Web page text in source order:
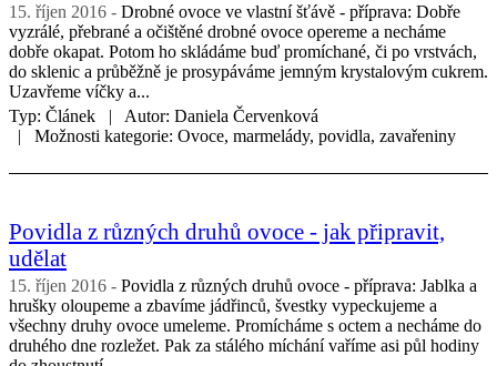
15. říjen 2016
Drobné ovoce ve vlastní šťávě - příprava: Dobře
vyzrálé, přebrané a očištěné drobné ovoce opereme a necháme
dobře okapat. Potom ho skládáme buď promíchané, či po vrstvách,
do sklenic a průběžně je prosypáváme jemným krystalovým cukrem.
Uzavřeme víčky a...
Typ: Článek Autor: Daniela Červenková
Možnosti kategorie: Ovoce, marmelády, povidla, zavařeniny
Povidla z různých druhů ovoce - jak připravit,
udělat
15. říjen 2016
Povidla z různých druhů ovoce - příprava: Jablka a
hrušky oloupeme a zbavíme jádřinců, švestky vypeckujeme a
všechny druhy ovoce umeleme. Promícháme s octem a necháme do
druhého dne rozležet. Pak za stálého míchání vaříme asi půl hodiny